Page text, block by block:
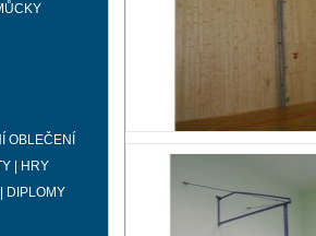
OBLEČENÍ
| HRY
DIPLOMY